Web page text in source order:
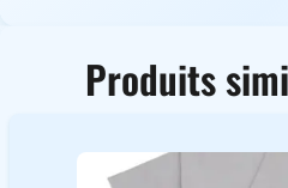
Produits